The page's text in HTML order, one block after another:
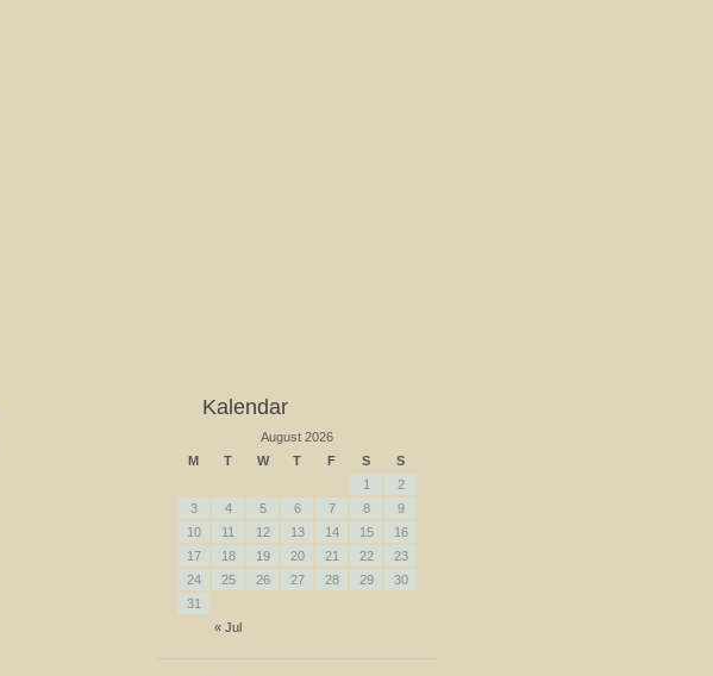
Kalendar
August 2026
M
T W T F S S
« Jul
1
2
3
4 5 6 7 8
9
10
11 12 13 14 15
16
17
18 19 20 21 22
23
24
25 26 27 28 29
30
31